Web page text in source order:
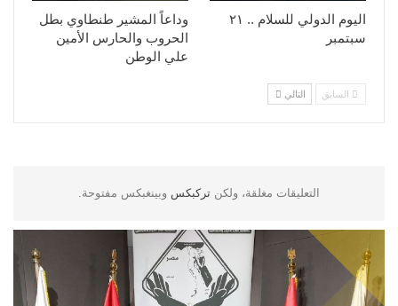
وداعاً المشير طنطاوي بطل
الحروب والحارس الأمين
علي الوطن
اليوم الدولي للسلام .. ٢١
سبتمبر
السابق التالي
التعليقات مغلقة، ولكن تركبكس وبينغبكس مفتوحة.